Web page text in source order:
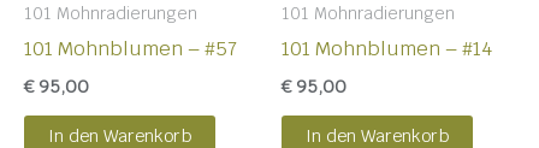
101 Mohnradierungen
101 Mohnblumen – #57
€95,00
In den Warenkorb
101 Mohnradierungen
101 Mohnblumen – #14
€95,00
In den Warenkorb